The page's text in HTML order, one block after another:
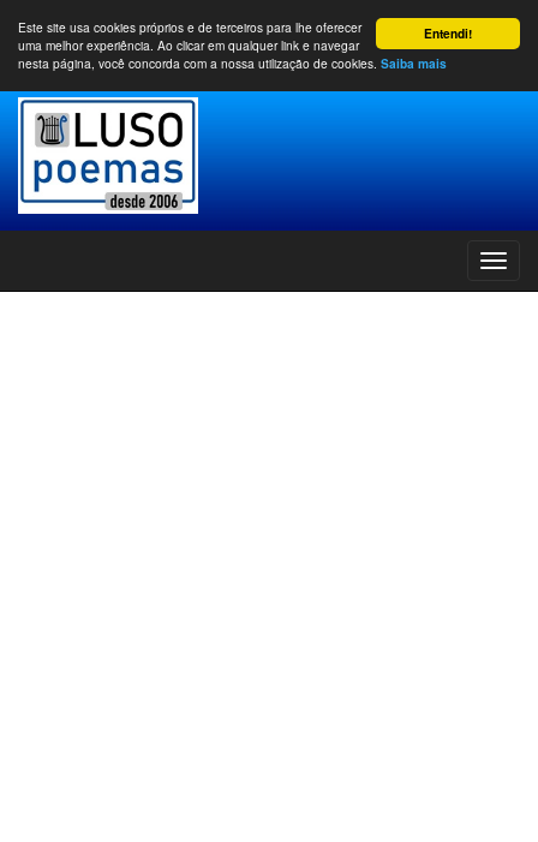
Entendi!
Este site usa cookies próprios e de terceiros para lhe oferecer
uma melhor experiência. Ao clicar em qualquer link e navegar
nesta página, você concorda com a nossa utilização de cookies. Saiba mais